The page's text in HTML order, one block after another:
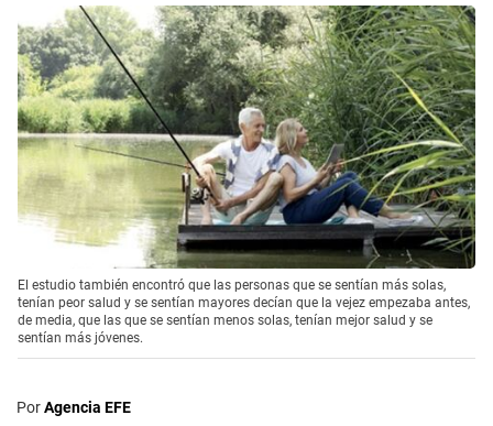
El estudio también encontró que las personas que se sentían más solas,
tenían peor salud y se sentían mayores decían que la vejez empezaba antes,
de media, que las que se sentían menos solas, tenían mejor salud y se
sentían más jóvenes.
PorAgencia EFE